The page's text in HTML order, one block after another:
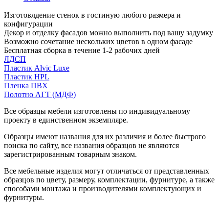
Изготовлдение стенок в гостиную любого размера и
конфигурации
Декор и отделку фасадов можно выполнить под вашу задумку
Возможно сочетание нескольких цветов в одном фасаде
Бесплатная сборка в течение 1-2 рабочих дней
ЛДСП
Пластик Alvic Luxe
Пластик HPL
Пленка ПВХ
Полотно АГТ (МДФ)
Все образцы мебели изготовлены по индивидуальному
проекту в единственном экземпляре.
Образцы имеют названия для их различия и более быстрого
поиска по сайту, все названия образцов не являются
зарегистрированным товарным знаком.
Все мебельные изделия могут отличаться от представленных
образцов по цвету, размеру, комплектации, фурнитуре, а также
способами монтажа и производителями комплектующих и
фурнитуры.